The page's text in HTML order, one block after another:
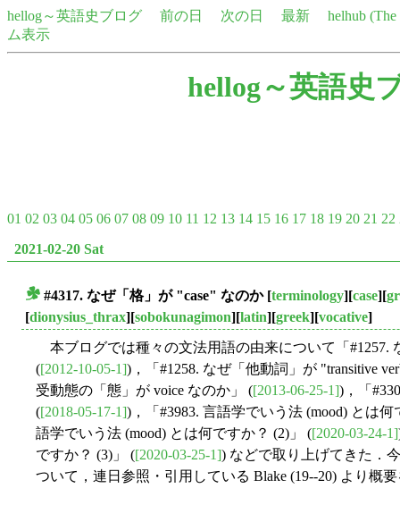
hellog～英語史ブログ 前の日 次の日 最新
helhub
ム表示
hellog～英語史
01 02 03 04 05 06 07 08 09 10 11 12 13 14 15 16 17 18 19 20 21 22
2021-02-20 Sat
#4317. なぜ「格」が "case" なのか[terminology][case][
[dionysius_thrax][sobokunagimon][latin][greek][vocative]
本ブログでは種々の文法用語の由来について「#1257.
([2012-10-05-1])，「#1258. なぜ「他動詞」が "transitive
受動態の「態」が voice なのか」 ([2013-06-25-1])，「
([2018-05-17-1])，「#3983. 言語学でいう法 (mood) とは何
語学でいう法 (mood) とは何ですか？ (2)」 ([2020-03-24-1]
ですか？ (3)」 ([2020-03-25-1]) などで取り上げてきた．
ついて，連日参照・引用している Blake (19--20) より概